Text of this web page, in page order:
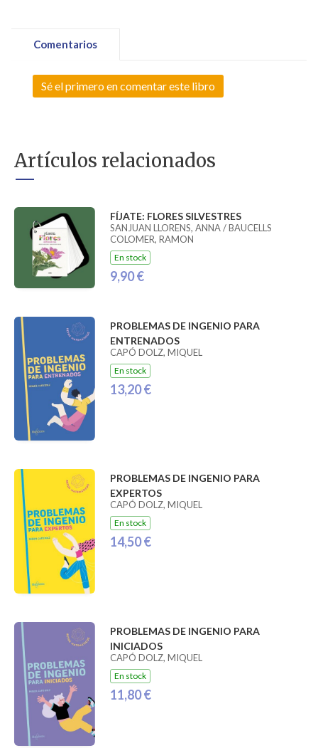
Comentarios
Sé el primero en comentar este libro
Artículos relacionados
FÍJATE: FLORES SILVESTRES
SANJUAN LLORENS, ANNA / BAUCELLS
COLOMER, RAMON
En stock
9,90 €
PROBLEMAS DE INGENIO PARA
ENTRENADOS
CAPÓ DOLZ, MIQUEL
En stock
13,20 €
PROBLEMAS DE INGENIO PARA
EXPERTOS
CAPÓ DOLZ, MIQUEL
En stock
14,50 €
PROBLEMAS DE INGENIO PARA
INICIADOS
CAPÓ DOLZ, MIQUEL
En stock
11,80 €